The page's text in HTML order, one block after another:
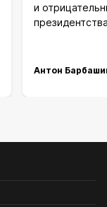
и
Антон